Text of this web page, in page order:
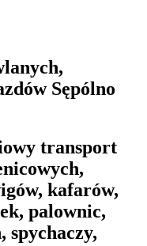
Sępólno
transport
kafarów,
palownic,
spychaczy,